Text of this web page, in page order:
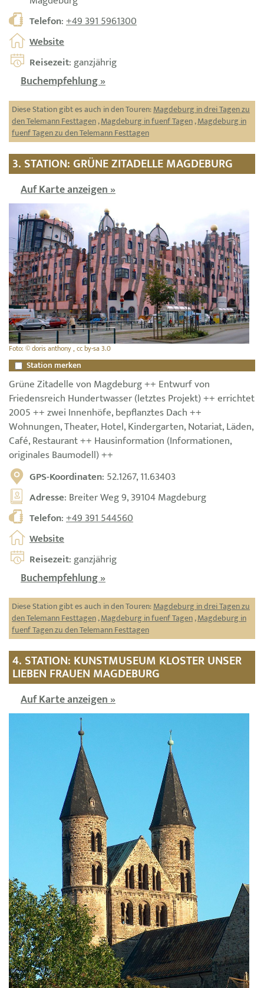
Telefon:+49 391 5961300
Website
Reisezeit: ganzjährig
Buchempfehlung »
Diese Station gibt es auch in den Touren:Magdeburg in drei Tagen zu
den Telemann Festtagen,Magdeburg in fuenf Tagen,Magdeburg in
fuenf Tagen zu den Telemann Festtagen
3. STATION: GRÜNE ZITADELLE MAGDEBURG
Auf Karte anzeigen »
Foto: © doris anthony , cc by-sa 3.0
Station merken
Grüne Zitadelle von Magdeburg ++ Entwurf von
Friedensreich Hundertwasser (letztes Projekt) ++ errichtet
2005 ++ zwei Innenhöfe, bepflanztes Dach ++
Wohnungen, Theater, Hotel, Kindergarten, Notariat, Läden,
Café, Restaurant ++ Hausinformation (Informationen,
originales Baumodell) ++
GPS-Koordinaten: 52.1267, 11.63403
Adresse: Breiter Weg 9, 39104 Magdeburg
Telefon:+49 391 544560
Website
Reisezeit: ganzjährig
Buchempfehlung »
Diese Station gibt es auch in den Touren:Magdeburg in drei Tagen zu
den Telemann Festtagen,Magdeburg in fuenf Tagen,Magdeburg in
fuenf Tagen zu den Telemann Festtagen
4. STATION: KUNSTMUSEUM KLOSTER UNSER
LIEBEN FRAUEN MAGDEBURG
Auf Karte anzeigen »